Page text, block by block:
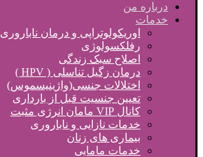
درباره من
خدمات
اوریکولوتراپی و درمان ناباروری
رفلکسولوژی
اصلاح سبک زندگی
درمان زگیل تناسلی ( HPV )
اختلالات جنسی(واژینیسموس)
تعیین جنسیت قبل از بارداری
کانال VIP مامان انرژی مثبت
خدمات نازایی و ناباروری
بیماری های زنان
خدمات مامایی